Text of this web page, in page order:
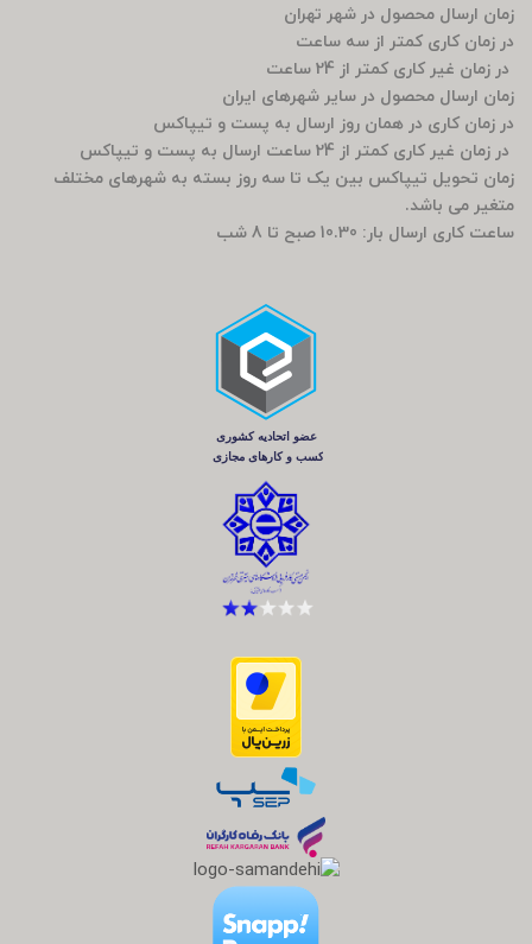
زمان ارسال محصول در شهر تهران
در زمان کاری کمتر از سه ساعت
در زمان غیر کاری کمتر از 24 ساعت
زمان ارسال محصول در سایر شهرهای ایران
در زمان کاری در همان روز ارسال به پست و تیپاکس
در زمان غیر کاری کمتر از 24 ساعت ارسال به پست و تیپاکس
زمان تحویل تیپاکس بین یک تا سه روز بسته به شهرهای مختلف
متغیر می باشد.
ساعت کاری ارسال بار: 10.30 صبح تا 8 شب